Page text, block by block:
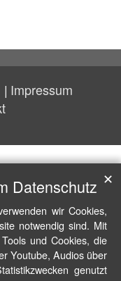
Impressum
Datenschutz
wir Cookies,
notwendig sind. Mit
und Cookies, die
Youtube, Audios über
genutzt
✕